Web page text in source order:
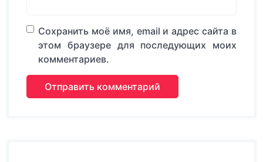
Сохранить моё имя, email и адрес сайта в
этом браузере для последующих моих
комментариев.